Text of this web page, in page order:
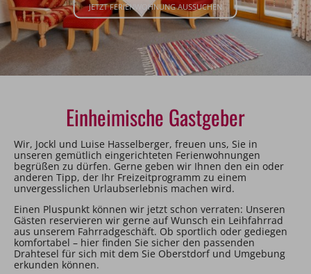
JETZT FERIENWOHNUNG AUSSUCHEN
Einheimische Gastgeber
Wir, Jockl und Luise Hasselberger, freuen uns, Sie in
unseren gemütlich eingerichteten Ferienwohnungen
begrüßen zu dürfen. Gerne geben wir Ihnen den ein oder
anderen Tipp, der Ihr Freizeitprogramm zu einem
unvergesslichen Urlaubserlebnis machen wird.
Einen Pluspunkt können wir jetzt schon verraten: Unseren
Gästen reservieren wir gerne auf Wunsch ein Leihfahrrad
aus unserem Fahrradgeschäft. Ob sportlich oder gediegen
komfortabel – hier finden Sie sicher den passenden
Drahtesel für sich mit dem Sie Oberstdorf und Umgebung
erkunden können.